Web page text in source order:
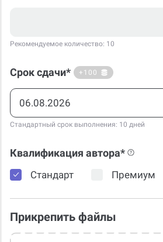
Рекомендуемое количество: 10
Срок сдачи* +100
Стандартный срок выполнения: 10 дней
Квалификация автора*
Стандарт Премиум
Прикрепить файлы